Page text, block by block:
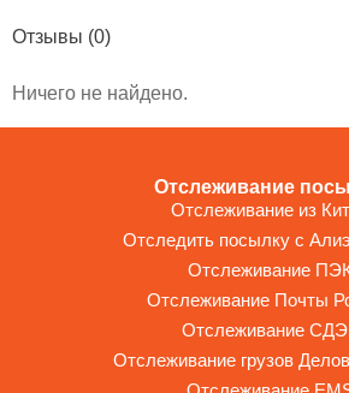
Отзывы (0)
Ничего не найдено.
Отслеживание
Отслеживание из
Отследить посылку с
Отслеживание
Отслеживание Почты
Отслеживание
Отслеживание грузов